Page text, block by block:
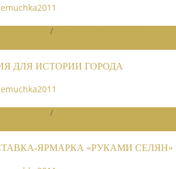
/
ДЛЯ ИСТОРИИ ГОРОДА
/
ЯРМАРКА «РУКАМИ СЕЛЯН»